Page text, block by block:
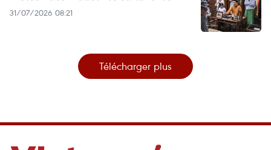
31/07/2026 08:21
Télécharger plus